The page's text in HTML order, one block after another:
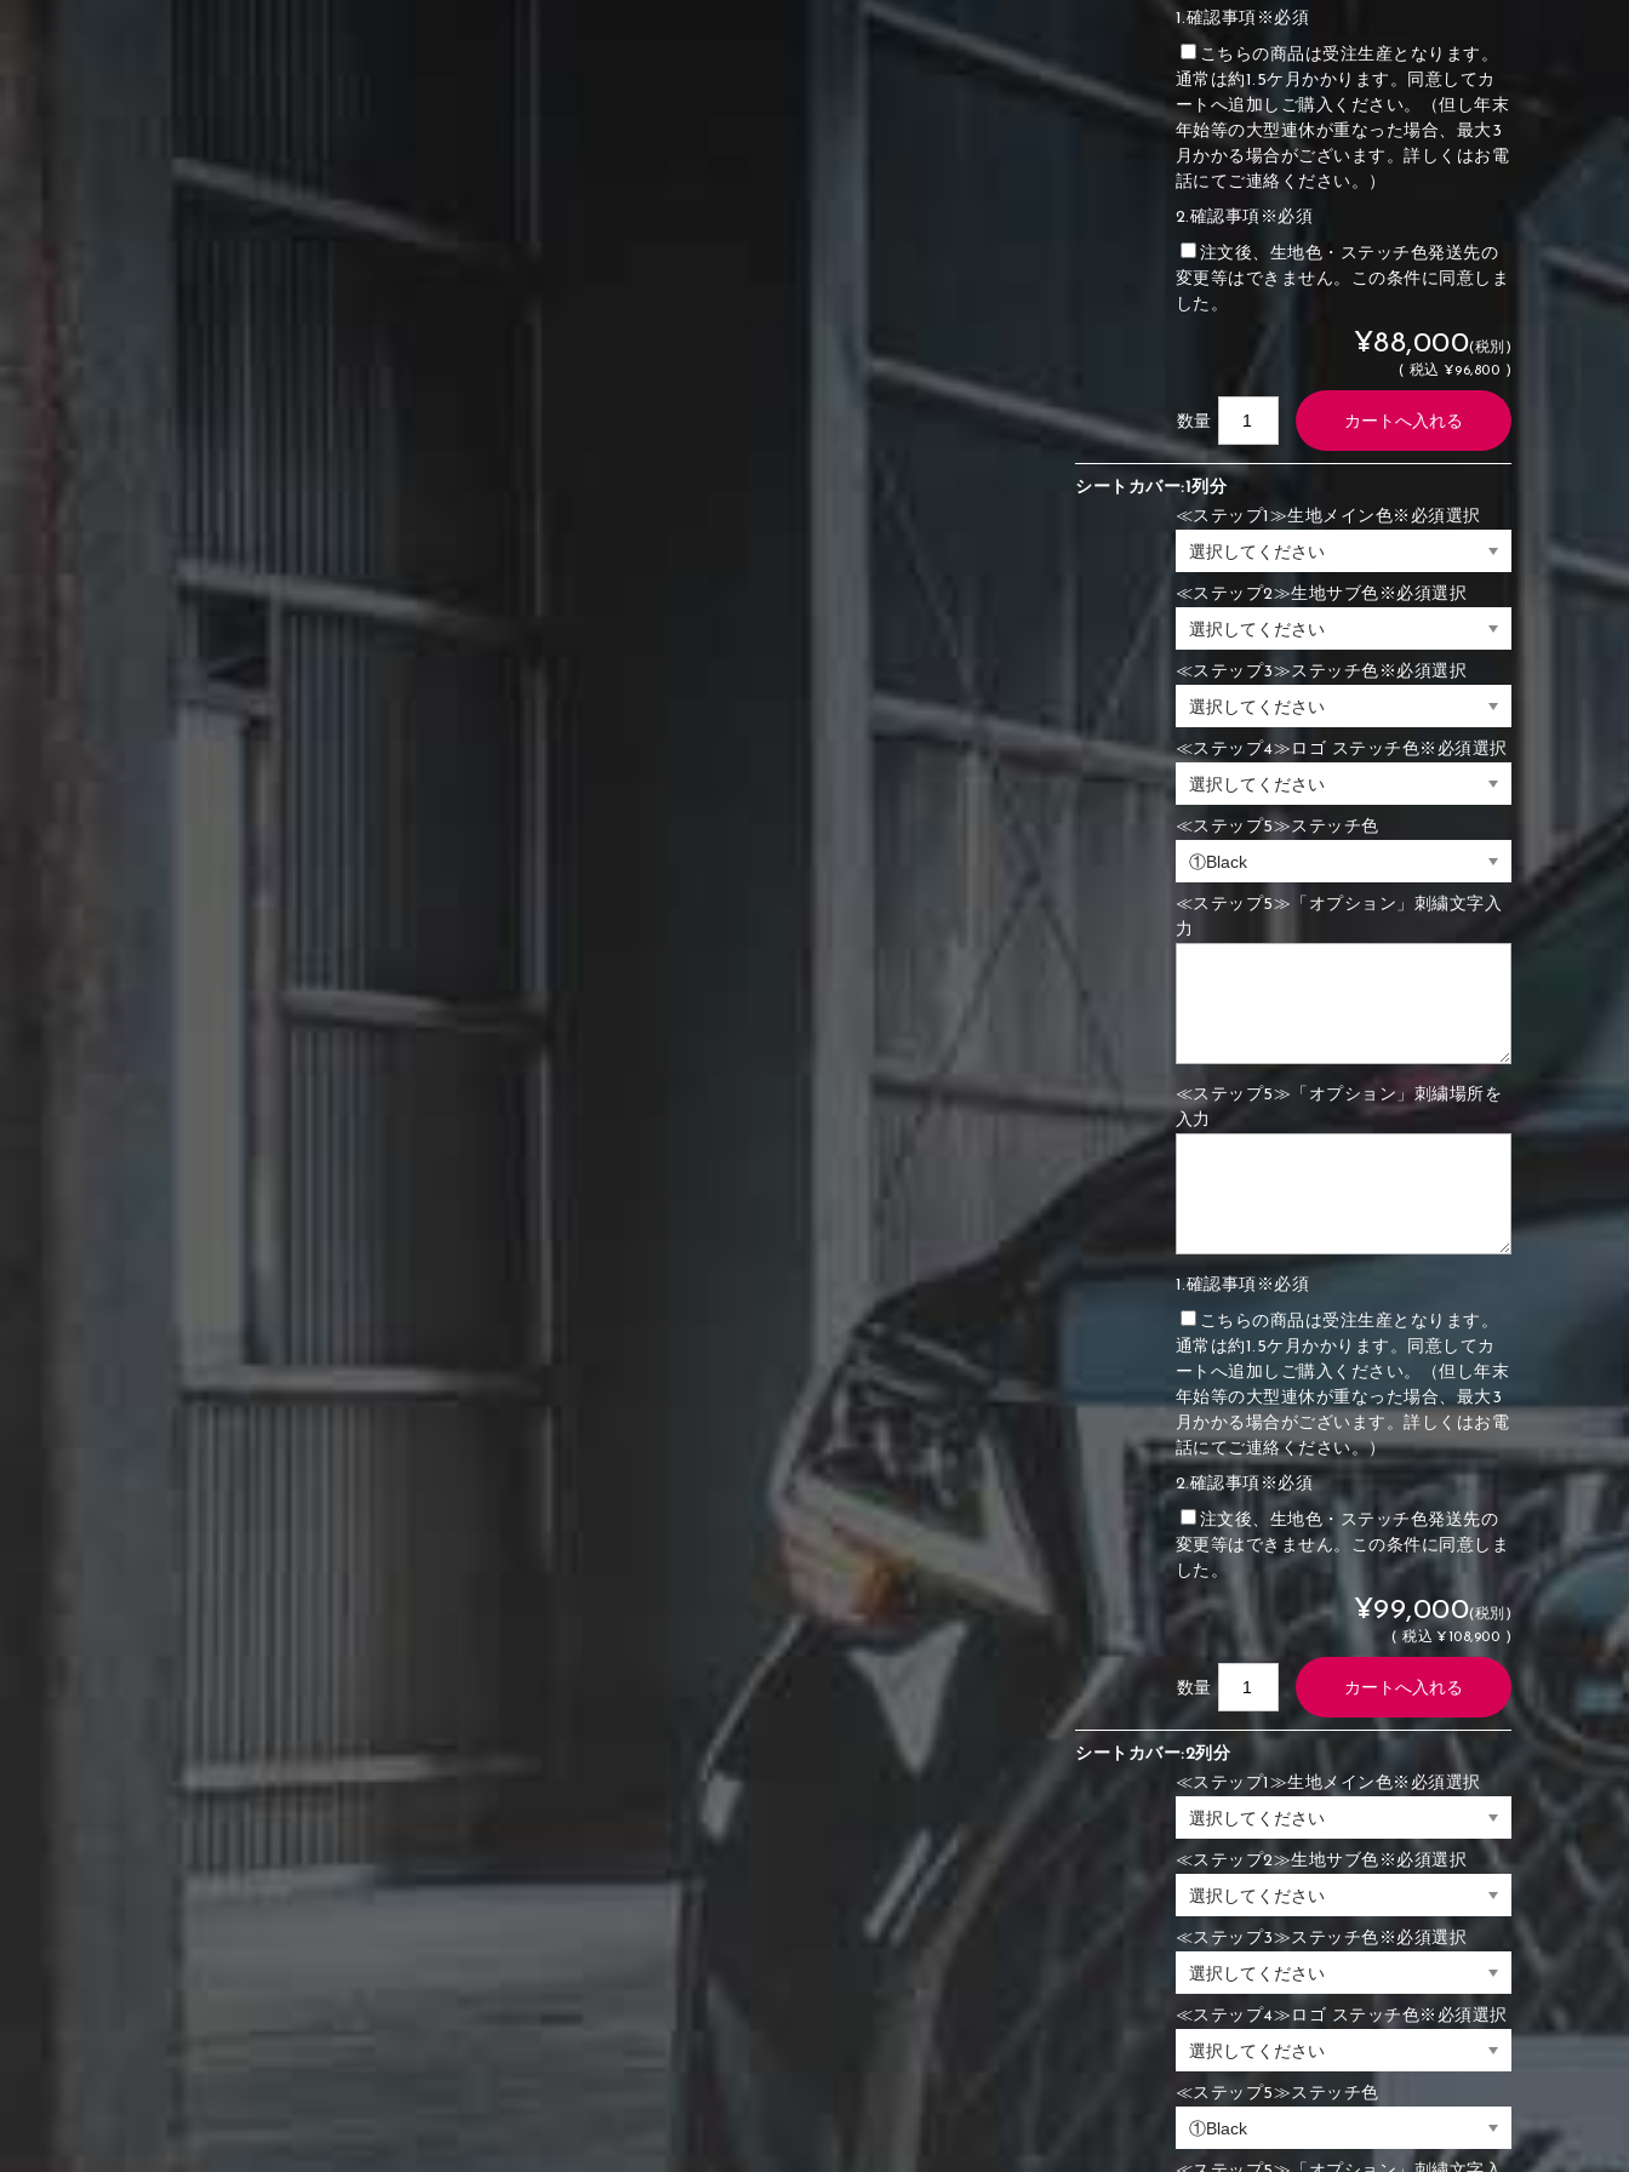
1.確認事項※必須
こちらの商品は受注生産となります。
通常は約1.5ケ月かかります。同意してカ
ートへ追加しご購入ください。（但し年末
年始等の大型連休が重なった場合、最大3
月かかる場合がございます。詳しくはお電
話にてご連絡ください。）
2.確認事項※必須
注文後、生地色・ステッチ色発送先の
変更等はできません。この条件に同意しま
した。
¥88,000(税別)
( 税込 ¥96,800 )
数量
シートカバー:1列分
≪ステップ1≫生地メイン色※必須選択
≪ステップ2≫生地サブ色※必須選択
≪ステップ3≫ステッチ色※必須選択
≪ステップ4≫ロゴ ステッチ色※必須選択
≪ステップ5≫ステッチ色
≪ステップ5≫「オプション」刺繍文字入
力
≪ステップ5≫「オプション」刺繍場所を
入力
1.確認事項※必須
こちらの商品は受注生産となります。
通常は約1.5ケ月かかります。同意してカ
ートへ追加しご購入ください。（但し年末
年始等の大型連休が重なった場合、最大3
月かかる場合がございます。詳しくはお電
話にてご連絡ください。）
2.確認事項※必須
注文後、生地色・ステッチ色発送先の
変更等はできません。この条件に同意しま
した。
¥99,000(税別)
( 税込 ¥108,900 )
数量
シートカバー:2列分
≪ステップ1≫生地メイン色※必須選択
≪ステップ2≫生地サブ色※必須選択
≪ステップ3≫ステッチ色※必須選択
≪ステップ4≫ロゴ ステッチ色※必須選択
≪ステップ5≫ステッチ色